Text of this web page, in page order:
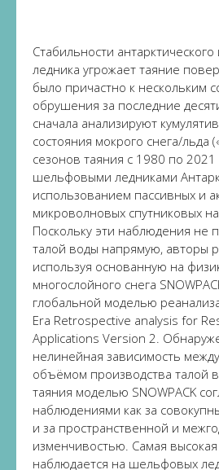
Стабильности
ледника угрожает таяние
было причастно к нескольким
обрушения за последние
сначала анализируют
состояния мокрого снега/льда
сезонов таяния с 1980 по 2021
шельфовыми ледниками
использованием пассивных и
микроволновых спутниковых
Поскольку эти наблюдения не
талой воды напрямую, авторы
используя основанную на
многослойного снега
глобальной моделью
Era Retrospective analysis for
Applications Version 2.
нелинейная зависимость
объёмом производства талой
таяния моделью SNOWPACK
наблюдениями как за
и за пространственной и
изменчивостью. Самая высокая
наблюдается на шельфовых